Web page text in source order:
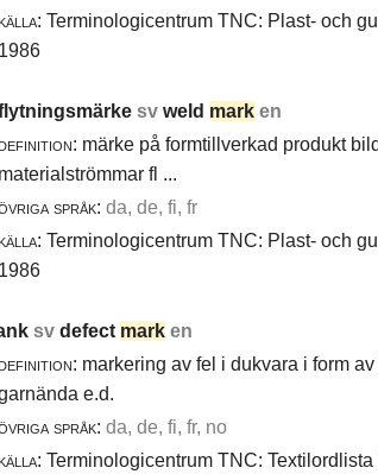
källa: Terminologicentrum TNC: Plast- och
1986
sv weld mark en
definition: märke på formtillverkad produkt
materialströmmar fl ...
språk: da, de, fi, fr
källa: Terminologicentrum TNC: Plast- och
1986
sv defect mark en
definition: markering av fel i dukvara i form
e.d.
språk: da, de, fi, fr, no
källa: Terminologicentrum TNC: Textilordlista